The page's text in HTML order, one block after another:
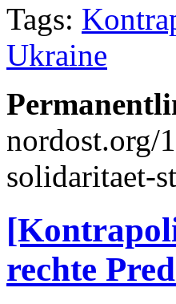
Tags:
Ukraine
nordost.org/
solidaritaet-
rechte